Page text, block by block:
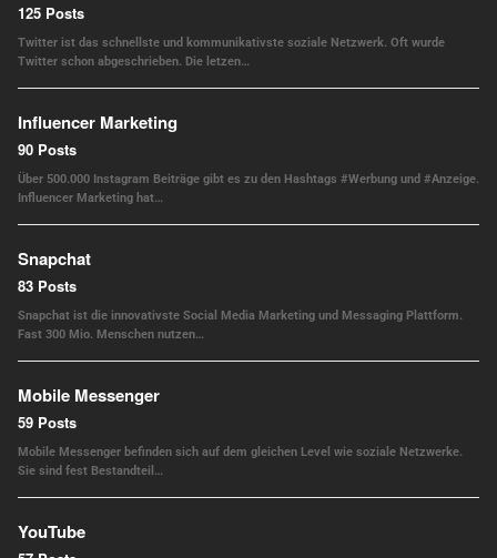
125 Posts
Twitter ist das schnellste und kommunikativste soziale Netzwerk. Oft wurde
Twitter schon abgeschrieben. Die letzen…
Influencer Marketing
90 Posts
Über 500.000 Instagram Beiträge gibt es zu den Hashtags #Werbung und #Anzeige.
Influencer Marketing hat…
Snapchat
83 Posts
Snapchat ist die innovativste Social Media Marketing und Messaging Plattform.
Fast 300 Mio. Menschen nutzen…
Mobile Messenger
59 Posts
Mobile Messenger befinden sich auf dem gleichen Level wie soziale Netzwerke.
Sie sind fest Bestandteil…
YouTube